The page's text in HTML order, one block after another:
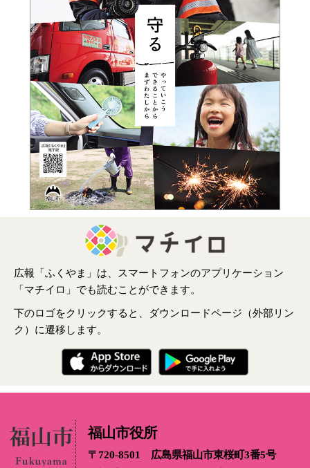
広報「ふくやま」は、スマートフォンのアプリケーション
「マチイロ」でも読むことができます。
下のロゴをクリックすると、ダウンロードページ（外部リン
ク）に遷移します。
福山市役所
〒720-8501 広島県福山市東桜町3番5号